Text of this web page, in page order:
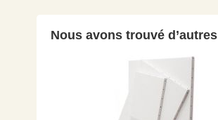
Nous avons trouvé